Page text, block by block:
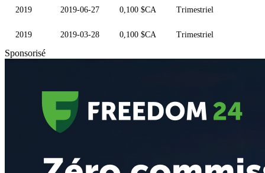
2019 2019-06-27 0,100 $CA Trimestriel
2019 2019-03-28 0,100 $CA Trimestriel
Sponsorisé